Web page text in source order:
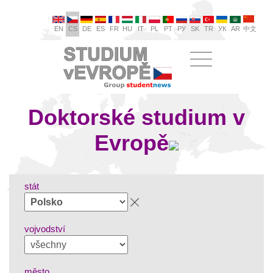
EN CS DE ES FR HU IT PL PT РУ SK TR УК AR 中文
Doktorské studium v
Evropě
stát
vojvodství